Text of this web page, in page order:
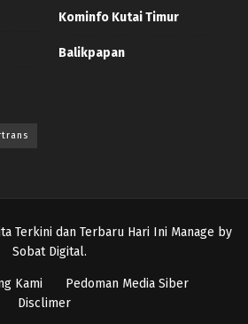
Kominfo Kutai Timur
Balikpapan
Terkini dan Terbaru Hari Ini Manage by
Sobat Digital.
Kami
Pedoman Media Siber
Disclimer